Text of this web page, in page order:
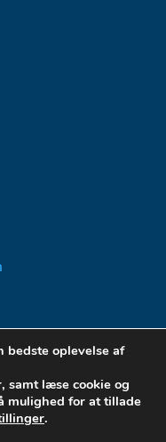
DIN
I
bedste oplevelse af
samt læse cookie og
mulighed for at tillade
.